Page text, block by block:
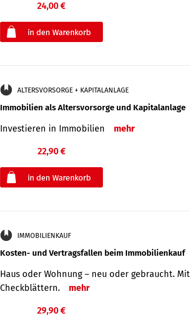
24,00 €
ALTERSVORSORGE + KAPITALANLAGE
Immobilien als Altersvorsorge und Kapitalanlage
Investieren in Immobilien mehr
22,90 €
IMMOBILIENKAUF
Kosten- und Vertragsfallen beim Immobilienkauf
Haus oder Wohnung – neu oder gebraucht.
Check­blättern.
mehr
29,90 €